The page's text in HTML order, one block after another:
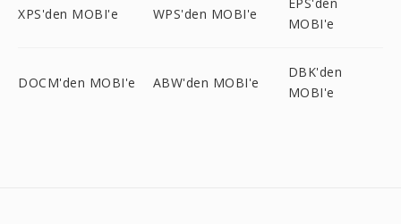
XPS'den MOBI'e WPS'den MOBI'e
MOBI'e
DOCM'den MOBI'e ABW'den MOBI'e
DBK'den
MOBI'e